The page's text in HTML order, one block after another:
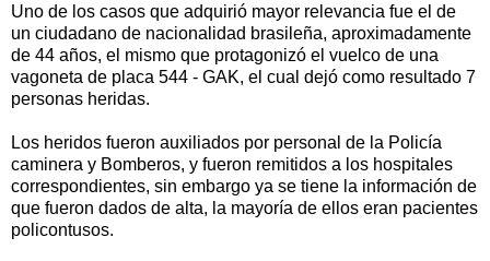
Uno de los casos que adquirió mayor relevancia fue el de
un ciudadano de nacionalidad brasileña, aproximadamente
de 44 años, el mismo que protagonizó el vuelco de una
vagoneta de placa 544 - GAK, el cual dejó como resultado 7
personas heridas.
Los heridos fueron auxiliados por personal de la Policía
caminera y Bomberos, y fueron remitidos a los hospitales
correspondientes, sin embargo ya se tiene la información de
que fueron dados de alta, la mayoría de ellos eran pacientes
policontusos.